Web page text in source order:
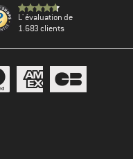
L' évaluation de
1.683 clients